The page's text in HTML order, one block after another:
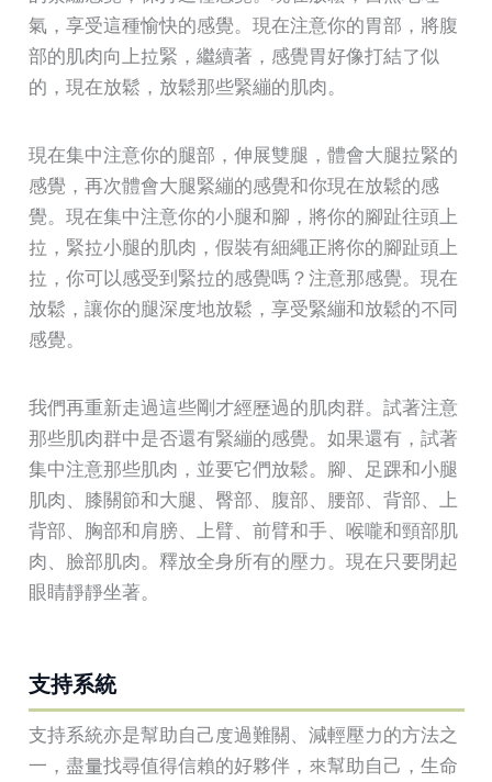
氣，享受這種愉快的感覺。現在注意你的胃部，將腹
部的肌肉向上拉緊，繼續著，感覺胃好像打結了似
的，現在放鬆，放鬆那些緊繃的肌肉。
現在集中注意你的腿部，伸展雙腿，體會大腿拉緊的
感覺，再次體會大腿緊繃的感覺和你現在放鬆的感
覺。現在集中注意你的小腿和腳，將你的腳趾往頭上
拉，緊拉小腿的肌肉，假裝有細繩正將你的腳趾頭上
拉，你可以感受到緊拉的感覺嗎？注意那感覺。現在
放鬆，讓你的腿深度地放鬆，享受緊繃和放鬆的不同
感覺。
我們再重新走過這些剛才經歷過的肌肉群。試著注意
那些肌肉群中是否還有緊繃的感覺。如果還有，試著
集中注意那些肌肉，並要它們放鬆。腳、足踝和小腿
肌肉、膝關節和大腿、臀部、腹部、腰部、背部、上
背部、胸部和肩膀、上臂、前臂和手、喉嚨和頸部肌
肉、臉部肌肉。釋放全身所有的壓力。現在只要閉起
眼睛靜靜坐著。
支持系統
支持系統亦是幫助自己度過難關、減輕壓力的方法之
一，盡量找尋值得信賴的好夥伴，來幫助自己，生命